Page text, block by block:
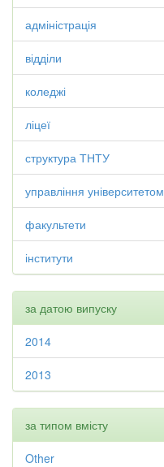
адміністрація
відділи
коледжі
ліцеї
структура ТНТУ
управління університетом
факультети
інститути
за датою випуску
2014
2013
за типом вмісту
Other